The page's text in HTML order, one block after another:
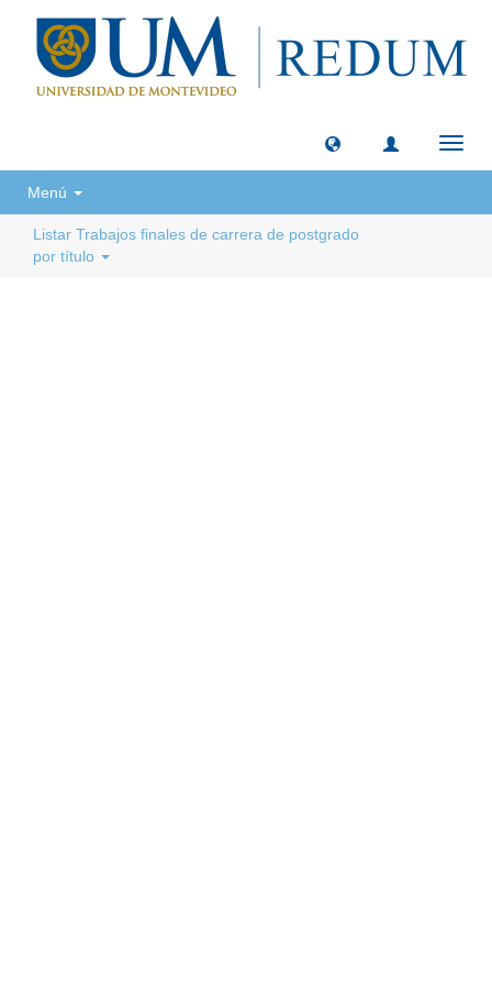
Menú
Listar Trabajos finales de carrera de postgrado
por título